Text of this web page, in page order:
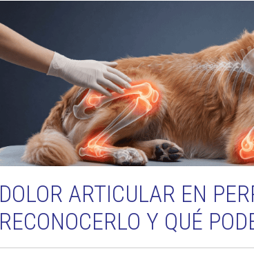
DOLOR ARTICULAR EN
RECONOCERLO Y QUÉ